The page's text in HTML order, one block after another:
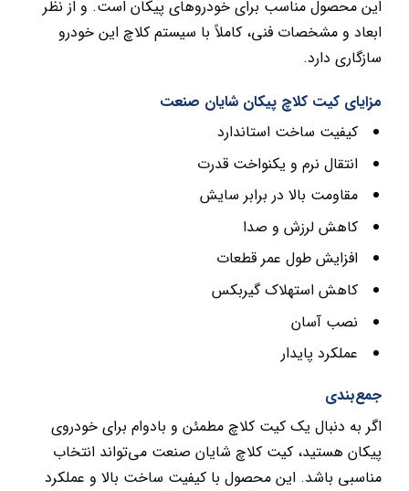
این محصول مناسب برای خودروهای پیکان است. و از نظر
ابعاد و مشخصات فنی، کاملاً با سیستم کلاچ این خودرو
سازگاری دارد.
مزایای کیت کلاچ پیکان شایان صنعت
کیفیت ساخت استاندارد
انتقال نرم و یکنواخت قدرت
مقاومت بالا در برابر سایش
کاهش لرزش و صدا
افزایش طول عمر قطعات
کاهش استهلاک گیربکس
نصب آسان
عملکرد پایدار
جمع‌بندی
اگر به دنبال یک کیت کلاچ مطمئن و بادوام برای خودروی
پیکان هستید، کیت کلاچ شایان صنعت می‌تواند انتخاب
مناسبی باشد. این محصول با کیفیت ساخت بالا و عملکرد